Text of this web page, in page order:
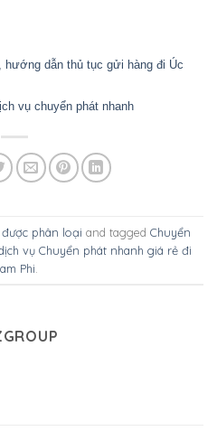
hướng dẫn thủ tục gửi hàng đi Úc
vụ chuyển phát nhanh
được phân loại and tagged Chuyển
vụ Chuyển phát nhanh giá rẻ đi
Phi